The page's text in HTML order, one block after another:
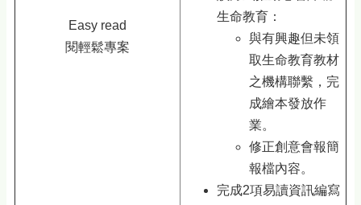
Easy read
閱輕鬆專案
生命教育：
與有興趣但未領
取生命教育教材
之機構聯繫，完
成繪本發放作
業。
修正創意會報簡
報檔內容。
完成2項易讀資訊編寫